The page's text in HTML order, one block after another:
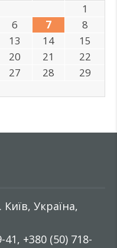
1
6 7
8
13 14
15
20 21
22
27 28
29
Україна,
+380 (50) 718-